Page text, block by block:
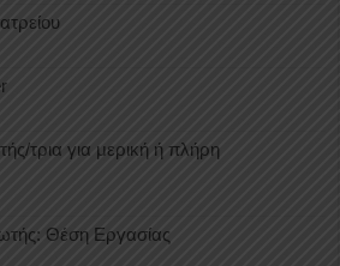
τρια για μερική ή πλήρη
Θέση Εργασίας